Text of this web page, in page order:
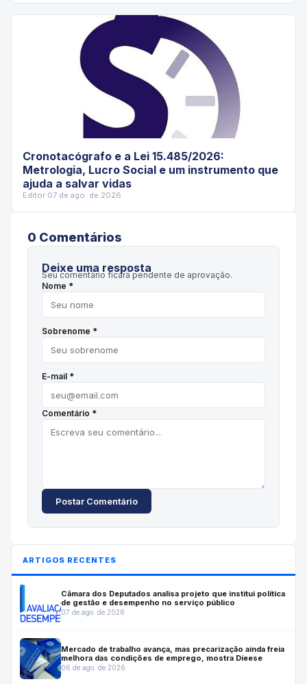
Cronotacógrafo e a Lei 15.485/2026:
Metrologia, Lucro Social e um instrumento que
ajuda a salvar vidas
Editor·07 de ago. de 2026
0 Comentários
Deixe uma resposta
Seu comentário ficará pendente de aprovação.
Nome *
Sobrenome *
E-mail *
Comentário *
Postar Comentário
ARTIGOS RECENTES
Câmara dos Deputados analisa projeto que institui política
de gestão e desempenho no serviço público
07 de ago. de 2026
Mercado de trabalho avança, mas precarização ainda freia
melhora das condições de emprego, mostra Dieese
06 de ago. de 2026